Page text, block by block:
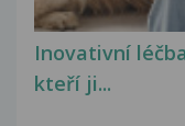
Inovativní
kteří ji...